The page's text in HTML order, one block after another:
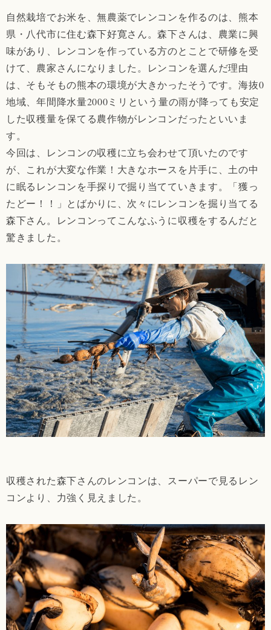
自然栽培でお米を、無農薬でレンコンを作るのは、熊本
県・八代市に住む森下好寛さん。森下さんは、農業に興
味があり、レンコンを作っている方のとことで研修を受
けて、農家さんになりました。レンコンを選んだ理由
は、そもそもの熊本の環境が大きかったそうです。海抜0
地域、年間降水量2000ミリという量の雨が降っても安定
した収穫量を保てる農作物がレンコンだったといいま
す。
今回は、レンコンの収穫に立ち会わせて頂いたのです
が、これが大変な作業！大きなホースを片手に、土の中
に眠るレンコンを手探りで掘り当てていきます。「獲っ
たどー！！」とばかりに、次々にレンコンを掘り当てる
森下さん。レンコンってこんなふうに収穫をするんだと
驚きました。
収穫された森下さんのレンコンは、スーパーで見るレン
コンより、力強く見えました。